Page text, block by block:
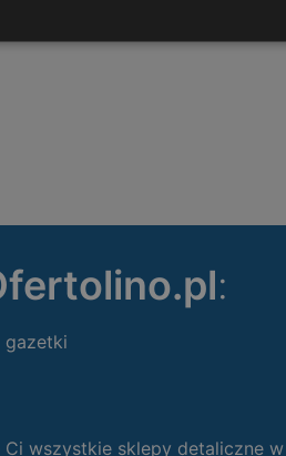
:
gazetki
wszystkie sklepy detaliczne